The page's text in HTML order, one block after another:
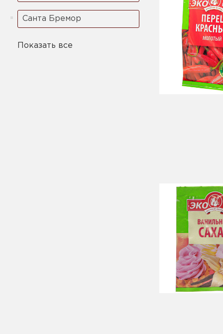
Санта Бремор
Показать все